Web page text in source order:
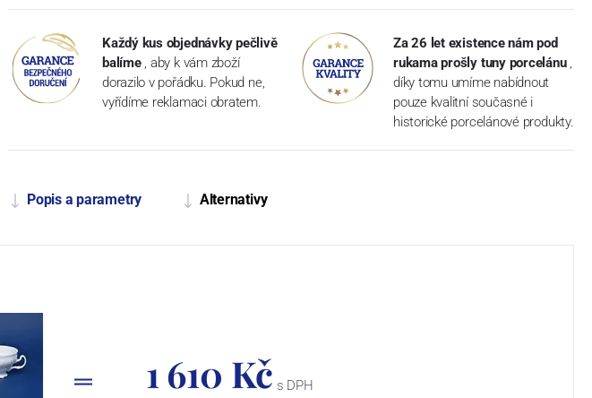
Každý kus objednávky pečlivě
balíme , aby k vám zboží
dorazilo v pořádku. Pokud ne,
vyřídíme reklamaci obratem.
Za 26 let existence nám pod
rukama prošly tuny porcelánu ,
díky tomu umíme nabídnout
pouze kvalitní současné i
historické porcelánové produkty.
Popis a parametry Alternativy
1 610 Kč s DPH